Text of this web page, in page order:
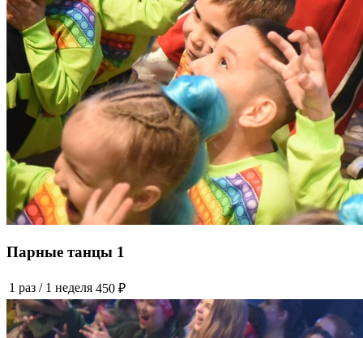
Парные танцы 1
1 раз / 1 неделя 450 ₽